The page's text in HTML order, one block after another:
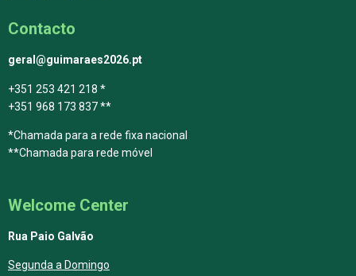
Contacto
geral@guimaraes2026.pt
+351 253 421 218 *
+351 968 173 837 **
*Chamada para a rede fixa nacional
**Chamada para rede móvel
Welcome Center
Rua Paio Galvão
Segunda a Domingo